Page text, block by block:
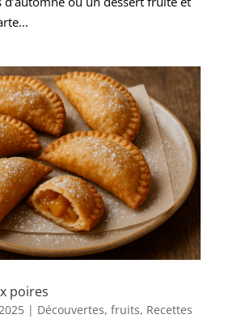
poires
| Découvertes, fruits, Recettes